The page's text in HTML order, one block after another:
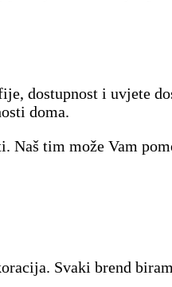
dostupnost i uvjete
doma.
tim može Vam
Svaki brend